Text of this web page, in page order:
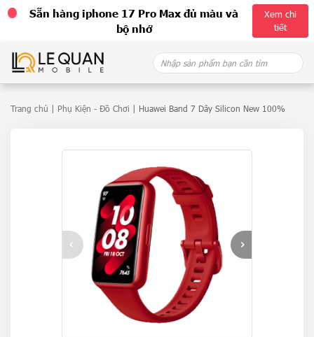
Sẵn hàng iphone 17 Pro Max đủ màu và
bộ nhớ
Xem chi
tiết
content
Search
for:
Trang chủ Phụ Kiện - Đồ Chơi | Huawei Band 7 Dây Silicon New 100%